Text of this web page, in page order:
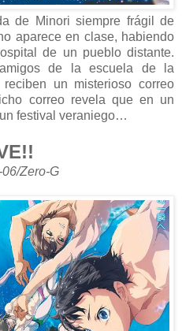
de Minori siempre frágil de
aparece en clase, habiendo
de un pueblo distante.
de la escuela de la
un misterioso correo
correo revela que en un
festival veraniego…
Zero-G